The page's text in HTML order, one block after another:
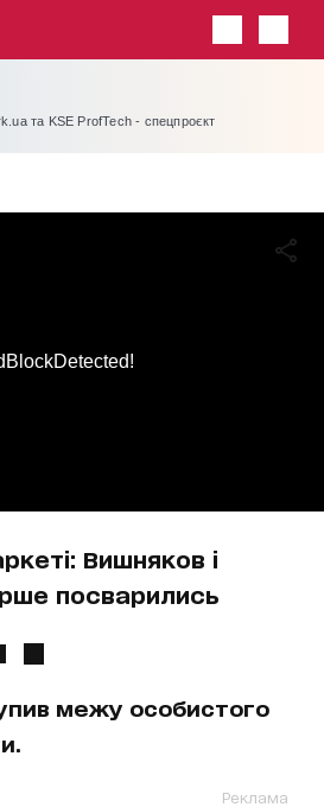
та KSE ProfTech - спецпроєкт
Вишняков і
посварились
межу особистого
Реклама